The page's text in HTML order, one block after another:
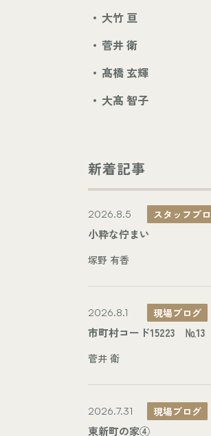
大竹 亘
菅井 衛
髙橋 玄輝
大髙 智子
新着記事
2026.8.5 スタッフブ
小粋な佇まい
塚野 有香
2026.8.1 現場ブログ
市町村コード15223 №13
菅井 衛
2026.7.31 現場ブログ
東新町の家④